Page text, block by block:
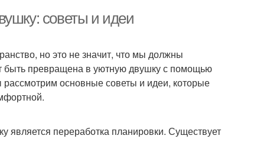
советы и идеи
но это не значит, что мы должны
быть превращена в уютную двушку с помощью
основные советы и идеи, которые
переработка планировки. Существует